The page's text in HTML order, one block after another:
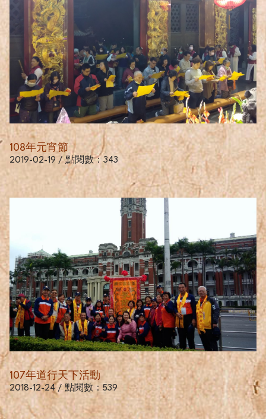
108年元宵節
2019-02-19 / 點閱數：343
107年道行天下活動
2018-12-24 / 點閱數：539